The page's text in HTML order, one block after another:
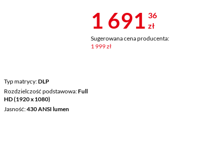
Typ matrycy DLP
Rozdzielczość podstawowa Full
HD (1920 x 1080)
Jasność 430 ANSI lumen
Cena 1
1 691 36
zł
Sugerowana cena producenta:
1 999 zł